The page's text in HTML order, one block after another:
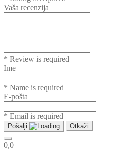
Vaša recenzija
* Review is required
Ime
* Name is required
E-pošta
* Email is required
Pošalji Otkaži
0,0